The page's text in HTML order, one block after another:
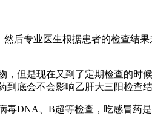
专业医生根据患者的检查结果
是现在又到了定期检查的时
到底会不会影响乙肝大三阳检查
DNA、B超等检查，吃感冒药